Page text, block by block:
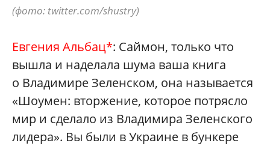
(фото: twitter.com/shustry)
Евгения Альбац*: Саймон, только что
вышла и наделала шума ваша книга
о Владимире Зеленском, она называется
«Шоумен: вторжение, которое потрясло
мир и сделало из Владимира Зеленского
лидера». Вы были в Украине в бункере